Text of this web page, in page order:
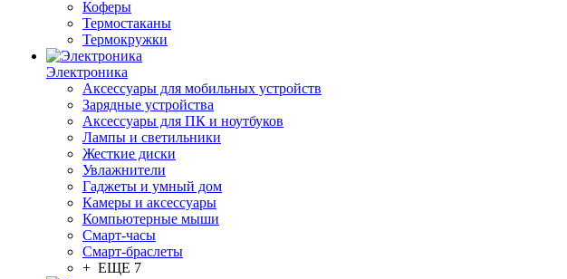
Коферы
Термостаканы
Термокружки
Электроника
Аксессуары для мобильных устройств
Зарядные устройства
Аксессуары для ПК и ноутбуков
Лампы и светильники
Жесткие диски
Увлажнители
Гаджеты и умный дом
Камеры и аксессуары
Компьютерные мыши
Смарт-часы
Смарт-браслеты
+ ЕЩЕ 7